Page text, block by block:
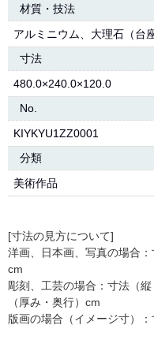
材質・技法
アルミニウム、大理石（台座
寸法
480.0×240.0×120.0
No.
KIYKYU1ZZ0001
分類
美術作品
[寸法の見方について]
洋画、日本画、写真の場合
cm
彫刻、工芸の場合：寸法（
（厚み・奥行）cm
版画の場合（イメージ寸）